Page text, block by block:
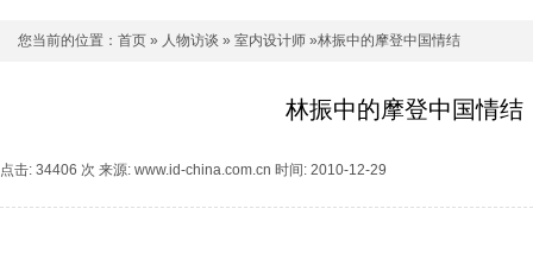
您当前的位置： 首页 » 人物访谈 » 室内设计师 »林振中的摩登中国情结
林振中的摩登中国情结
点击: 34406 次 来源: www.id-china.com.cn 时间: 2010-12-29